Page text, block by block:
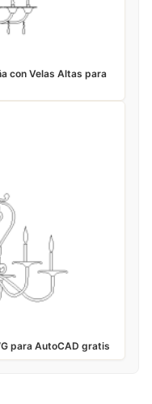
con Velas Altas para
para AutoCAD gratis